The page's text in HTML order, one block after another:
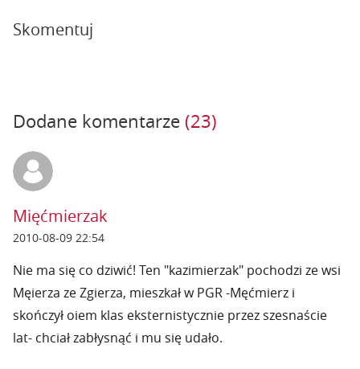
Skomentuj
Dodane komentarze (23)
Mięćmierzak
2010-08-09 22:54
Nie ma się co dziwić! Ten "kazimierzak" pochodzi ze wsi
Męierza ze Zgierza, mieszkał w PGR -Męćmierz i
skończył oiem klas eksternistycznie przez szesnaście
lat- chciał zabłysnąć i mu się udało.